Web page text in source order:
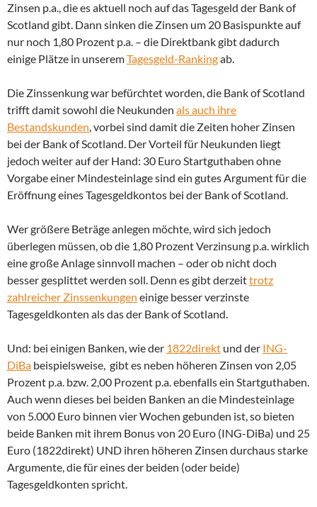
Zinsen p.a., die es aktuell noch auf das Tagesgeld der Bank of
Scotland gibt. Dann sinken die Zinsen um 20 Basispunkte auf
nur noch 1,80 Prozent p.a. – die Direktbank gibt dadurch
einige Plätze in unseremTagesgeld-Rankingab.
Die Zinssenkung war befürchtet worden, die Bank of Scotland
trifft damit sowohl die Neukunden als auch ihre
Bestandskunden, vorbei sind damit die Zeiten hoher Zinsen
bei der Bank of Scotland. Der Vorteil für Neukunden liegt
jedoch weiter auf der Hand: 30 Euro Startguthaben ohne
Vorgabe einer Mindesteinlage sind ein gutes Argument für die
Eröffnung eines Tagesgeldkontos bei der Bank of Scotland.
Wer größere Beträge anlegen möchte, wird sich jedoch
überlegen müssen, ob die 1,80 Prozent Verzinsung p.a. wirklich
eine große Anlage sinnvoll machen – oder ob nicht doch
besser gesplittet werden soll. Denn es gibt derzeittrotz
zahlreicher Zinssenkungen einige besser verzinste
Tagesgeldkonten als das der Bank of Scotland.
Und: bei einigen Banken, wie der 1822direkt und der ING-
DiBa beispielsweise, gibt es neben höheren Zinsen von 2,05
Prozent p.a. bzw. 2,00 Prozent p.a. ebenfalls ein Startguthaben.
Auch wenn dieses bei beiden Banken an die Mindesteinlage
von 5.000 Euro binnen vier Wochen gebunden ist, so bieten
beide Banken mit ihrem Bonus von 20 Euro (ING-DiBa) und 25
Euro (1822direkt) UND ihren höheren Zinsen durchaus starke
Argumente, die für eines der beiden (oder beide)
Tagesgeldkonten spricht.